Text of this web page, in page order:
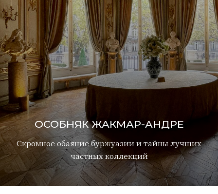
Скромное обаяние буржуазии и тайны лучших
частных коллекций
Экскурсия по особняку Жакмар-Андре —
идеальный маршрут для тех, кто любит искусство
и хочет увидеть другой, менее туристический
Париж.
Вокруг парка Монсо сохранились роскошные
особняки XIX века — мир банкиров,
промышленников и коллекционеров. Мы посетим
дом Нели и Эдуарда Жакмар-Андре, поговорим о
ОСОБНЯК ЖАКМАР-АНДРЕ